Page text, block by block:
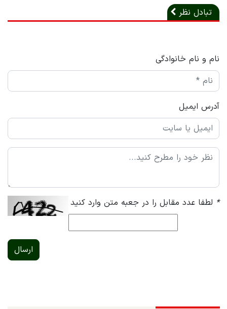
تبادل نظر
نام و نام خانوادگی
آدرس ایمیل
* لطفا عدد مقابل را در جعبه متن وارد کنید
ارسال